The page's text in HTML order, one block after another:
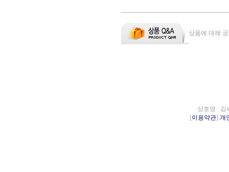
상품에 대해
상호명 : 김
[이용약관] 개